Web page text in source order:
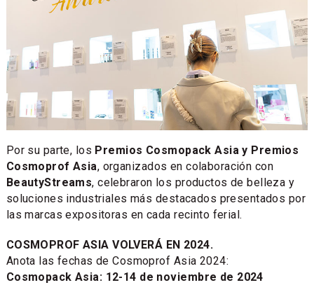
Por su parte, los Premios Cosmopack Asia y Premios
Cosmoprof Asia, organizados en colaboración con
BeautyStreams, celebraron los productos de belleza y
soluciones industriales más destacados presentados por
las marcas expositoras en cada recinto ferial.
COSMOPROF ASIA VOLVERÁ EN 2024.
Anota las fechas de Cosmoprof Asia 2024:
Cosmopack Asia: 12-14 de noviembre de 2024